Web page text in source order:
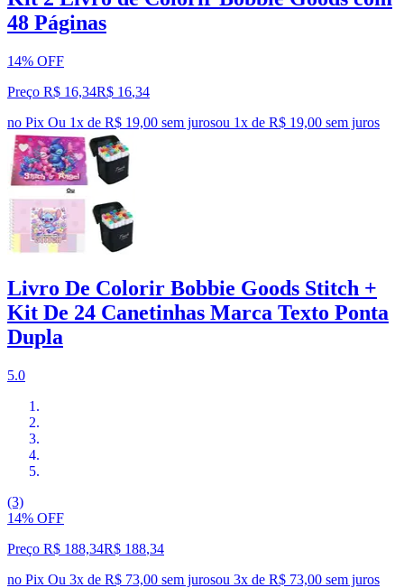
48 Páginas
14% OFF
Preço R$ 16,34R$ 16,34
no Pix Ou 1x de R$ 19,00 sem jurosou 1x de R$ 19,00 sem juros
Livro De Colorir Bobbie Goods Stitch +
Kit De 24 Canetinhas Marca Texto Ponta
Dupla
5.0
(3)
14% OFF
Preço R$ 188,34R$ 188,34
no Pix Ou 3x de R$ 73,00 sem jurosou 3x de R$ 73,00 sem juros